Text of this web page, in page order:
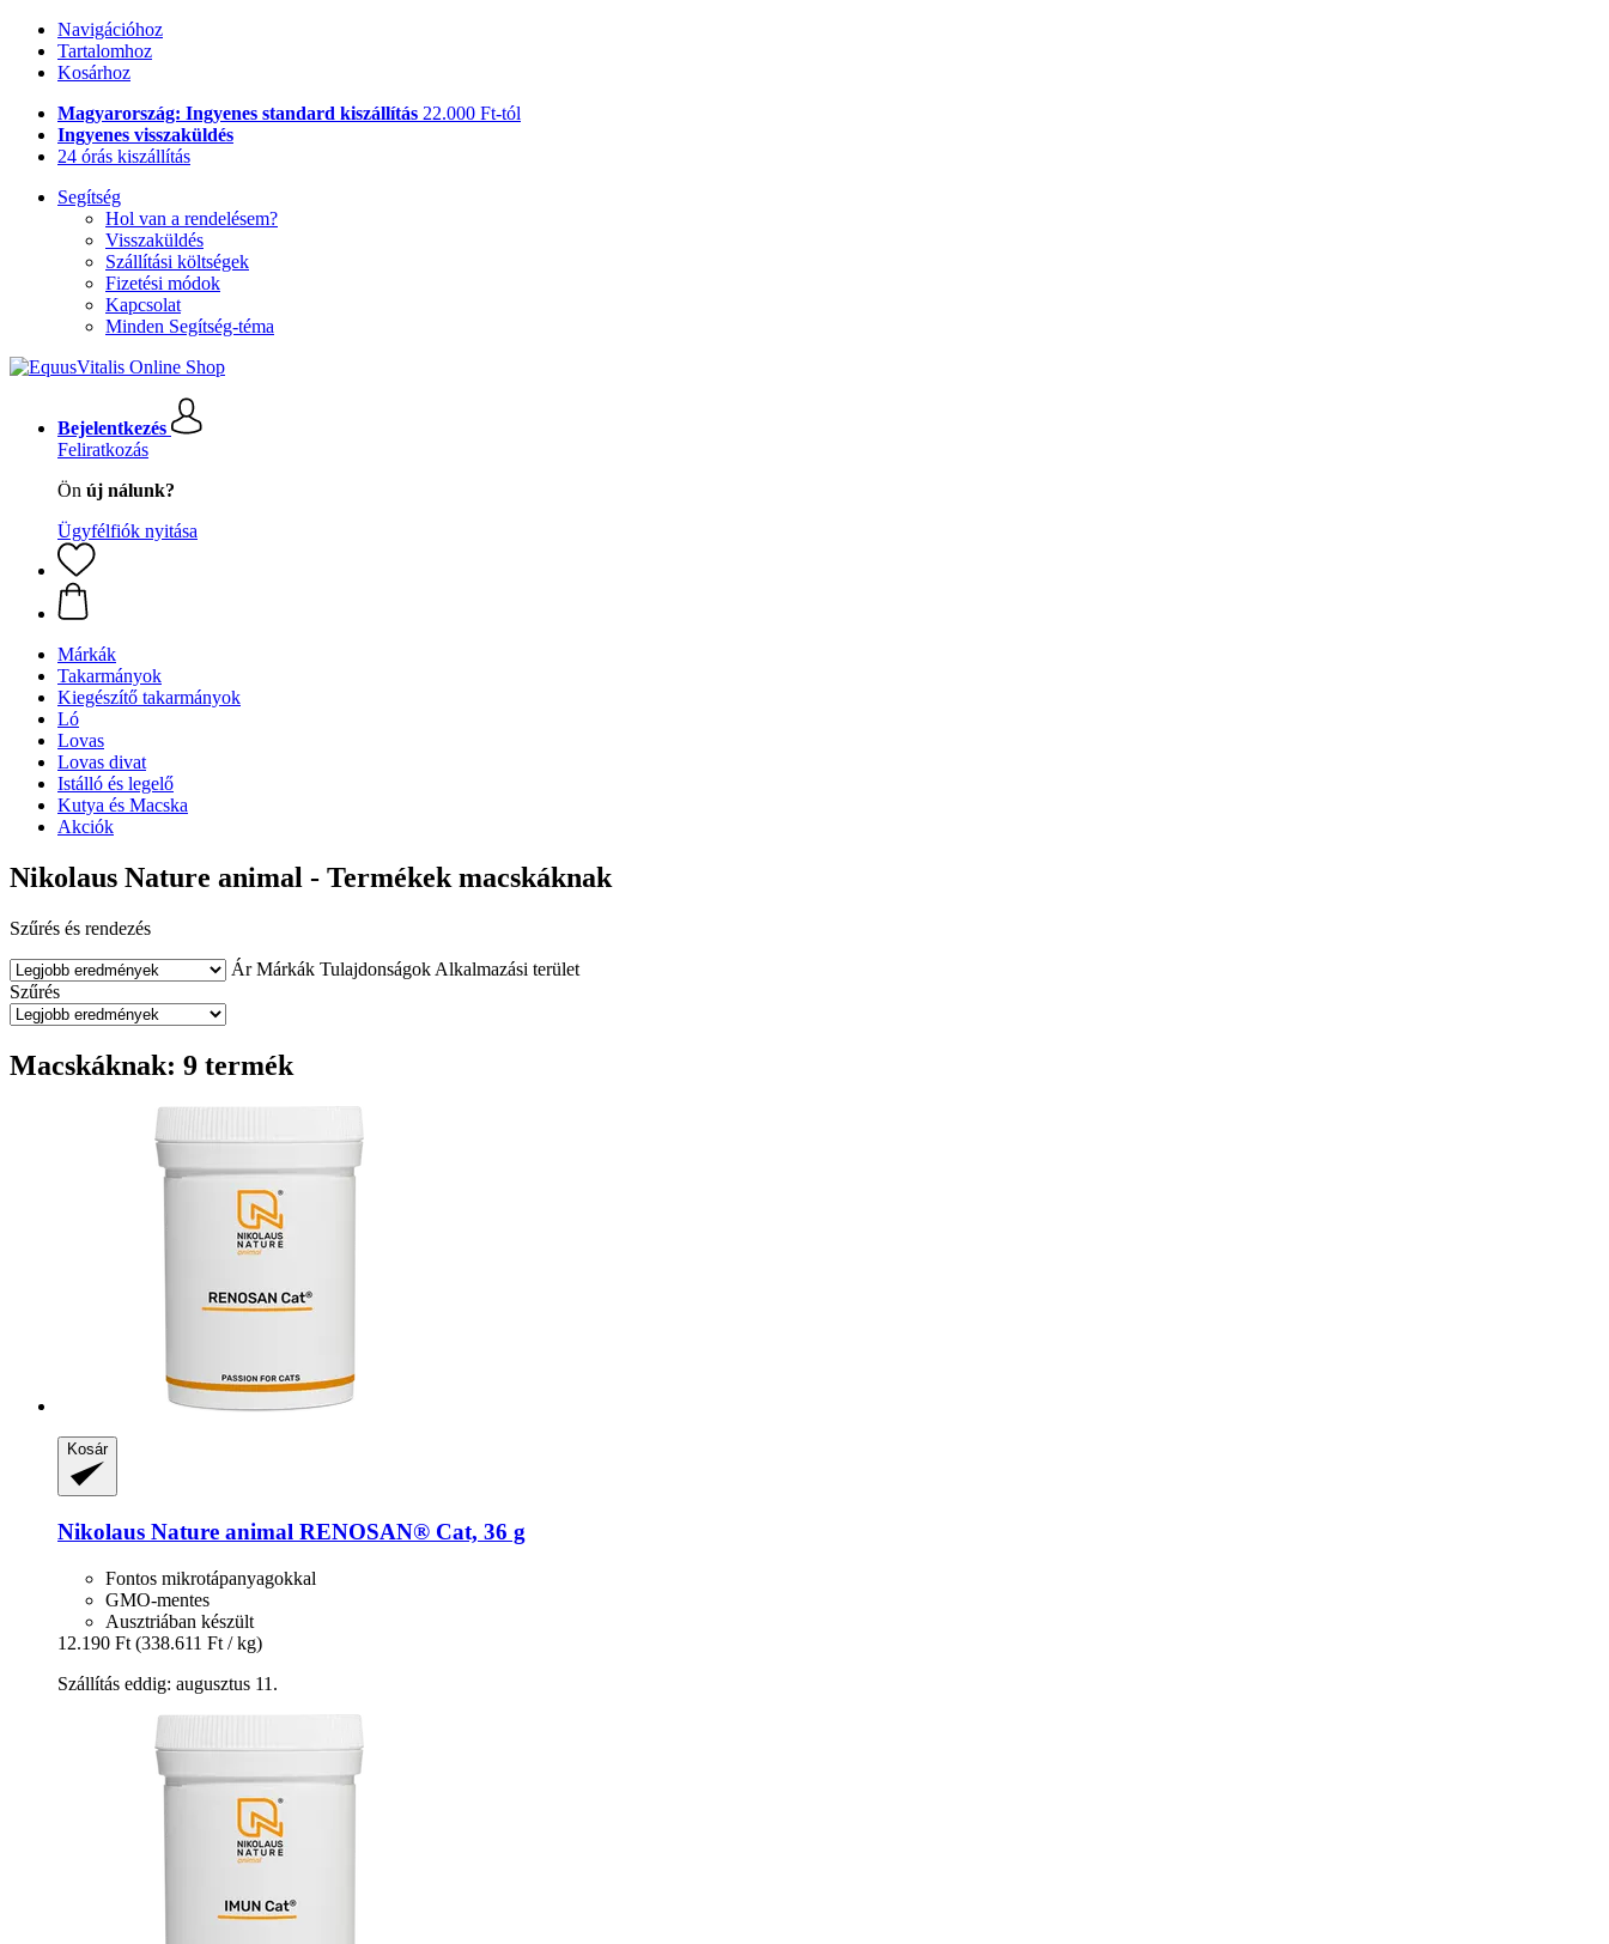
Navigációhoz
Tartalomhoz
Kosárhoz
Magyarország: Ingyenes standard kiszállítás 22.000 Ft-tól
Ingyenes visszaküldés
24 órás kiszállítás
Segítség
Hol van a rendelésem?
Visszaküldés
Szállítási költségek
Fizetési módok
Kapcsolat
Minden Segítség-téma
Bejelentkezés
Feliratkozás
Ön új nálunk?
Ügyfélfiók nyitása
Márkák
Takarmányok
Kiegészítő takarmányok
Ló
Lovas
Lovas divat
Istálló és legelő
Kutya és Macska
Akciók
Nikolaus Nature animal - Termékek macskáknak
Szűrés és rendezés
Ár Márkák Tulajdonságok Alkalmazási terület
Szűrés
Macskáknak: 9 termék
Kosár
Nikolaus Nature animal RENOSAN® Cat, 36 g
Fontos mikrotápanyagokkal
GMO-mentes
Ausztriában készült
12.190 Ft (338.611 Ft / kg)
Szállítás eddig: augusztus 11.